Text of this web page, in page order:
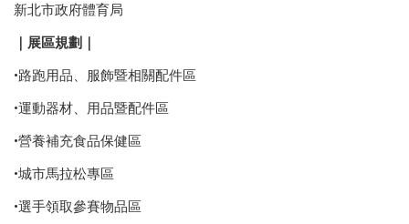
新北市政府體育局
｜展區規劃｜
•路跑用品、服飾暨相關配件區
•運動器材、用品暨配件區
•營養補充食品保健區
•城市馬拉松專區
•選手領取參賽物品區